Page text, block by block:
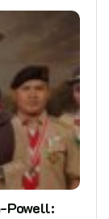
Powell: